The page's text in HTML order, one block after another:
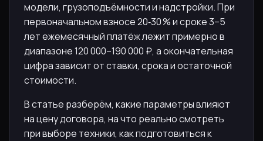
модели, грузоподъёмности и надстройки. При
первоначальном взносе 20‑30 % и сроке 3–5
лет ежемесячный платёж лежит примерно в
диапазоне 120 000–190 000 ₽, а окончательная
цифра зависит от ставки, срока и остаточной
стоимости.
В статье разберём, какие параметры влияют
на цену договора, на что реально смотреть
при выборе техники, как подготовиться к